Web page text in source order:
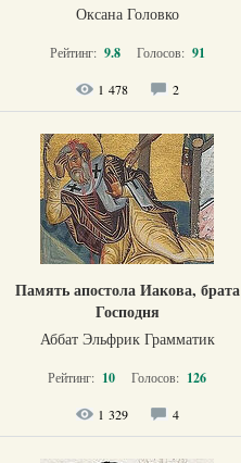
Оксана Головко
Рейтинг: 9.8 Голосов: 91
1 478 2
Память апостола Иакова, брата
Господня
Аббат Эльфрик Грамматик
Рейтинг: 10 Голосов: 126
1 329 4